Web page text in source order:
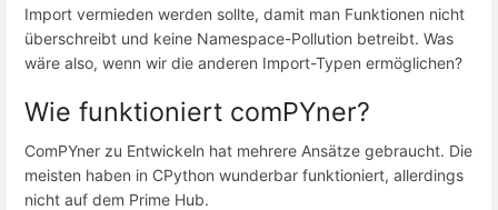
Import vermieden werden sollte, damit man Funktionen nicht
überschreibt und keine Namespace-Pollution betreibt. Was
wäre also, wenn wir die anderen Import-Typen ermöglichen?
Wie funktioniert comPYner?
ComPYner zu Entwickeln hat mehrere Ansätze gebraucht. Die
meisten haben in CPython wunderbar funktioniert, allerdings
nicht auf dem Prime Hub.